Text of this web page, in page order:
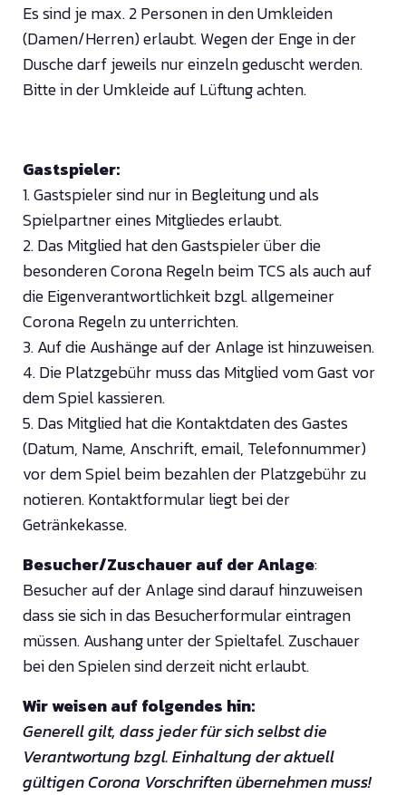
Es sind je max. 2 Personen in den Umkleiden
(Damen/Herren) erlaubt. Wegen der Enge in der
Dusche darf jeweils nur einzeln geduscht werden.
Bitte in der Umkleide auf Lüftung achten.
Gastspieler:
1. Gastspieler sind nur in Begleitung und als
Spielpartner eines Mitgliedes erlaubt.
2. Das Mitglied hat den Gastspieler über die
besonderen Corona Regeln beim TCS als auch auf
die Eigenverantwortlichkeit bzgl. allgemeiner
Corona Regeln zu unterrichten.
3. Auf die Aushänge auf der Anlage ist hinzuweisen.
4. Die Platzgebühr muss das Mitglied vom Gast vor
dem Spiel kassieren.
5. Das Mitglied hat die Kontaktdaten des Gastes
(Datum, Name, Anschrift, email, Telefonnummer)
vor dem Spiel beim bezahlen der Platzgebühr zu
notieren. Kontaktformular liegt bei der
Getränkekasse.
Besucher/Zuschauer auf der Anlage:
Besucher auf der Anlage sind darauf hinzuweisen
dass sie sich in das Besucherformular eintragen
müssen. Aushang unter der Spieltafel. Zuschauer
bei den Spielen sind derzeit nicht erlaubt.
Wir weisen auf folgendes hin:
Generell gilt, dass jeder für sich selbst die
Verantwortung bzgl. Einhaltung der aktuell
gültigen Corona Vorschriften übernehmen muss!